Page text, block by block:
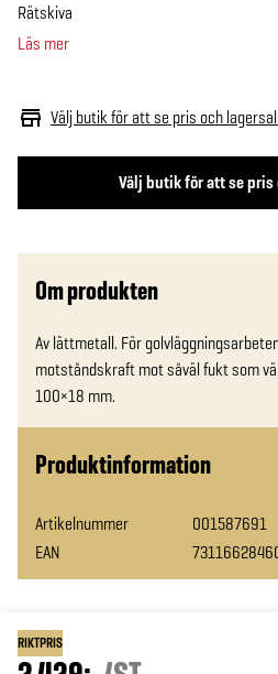
Välj butik för att se pris
Välj butik för att se pris och
Rätskiva
Läs mer
Om produkten
Av lättmetall. För
motståndskraft mot såväl fukt som
100×18 mm.
Produktinformation
Artikelnummer
001587691
EAN
RIKTPRIS